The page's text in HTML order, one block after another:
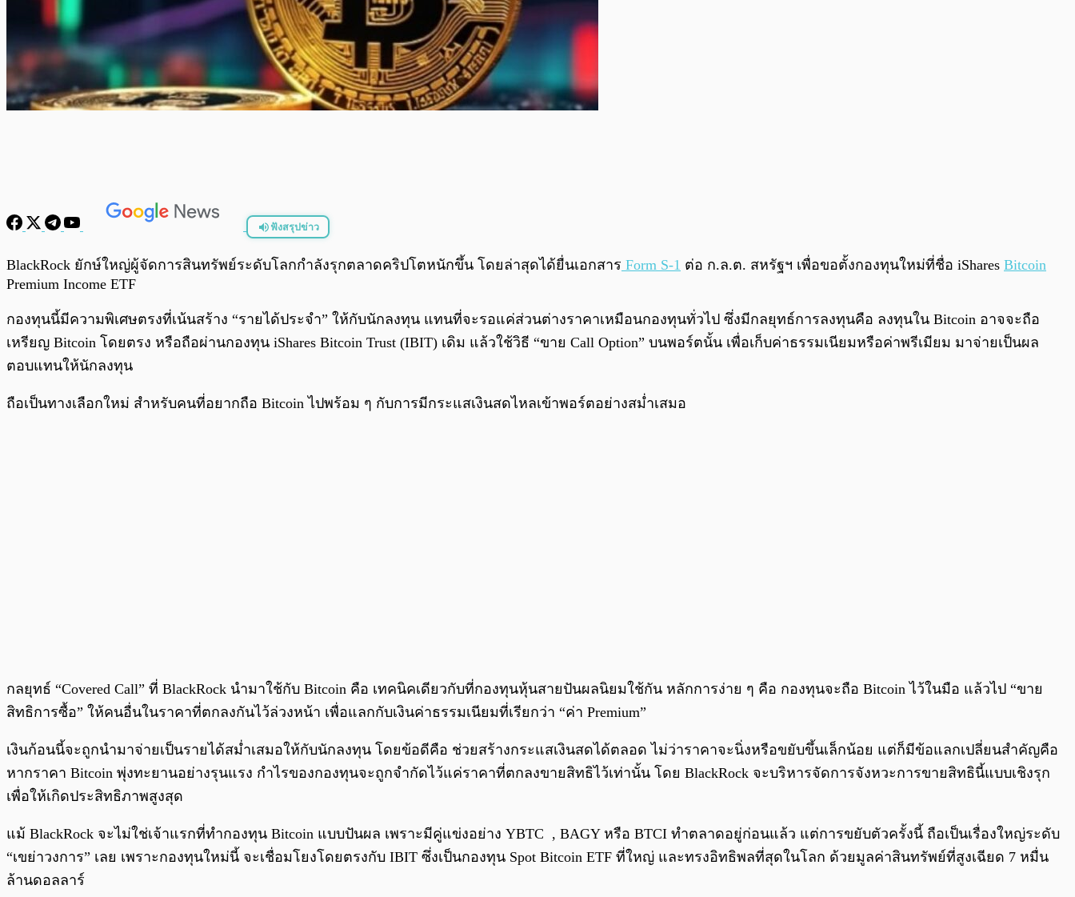
ฟังสรุปข่าว
พร้อมเล่น 0:00 0:00
BlackRock ยักษ์ใหญ่ผู้จัดการสินทรัพย์ระดับโลกกำลังรุกตลาดคริปโตหนักขึ้น โดยล่าสุดได้ยื่นเอกสาร Form S-1 ต่อ ก.ล.ต. สหรัฐฯ เพื่อขอตั้งกองทุนใหม่ที่ชื่อ iShares Bitcoin
Premium Income ETF
กองทุนนี้มีความพิเศษตรงที่เน้นสร้าง “รายได้ประจำ” ให้กับนักลงทุน แทนที่จะรอแค่ส่วนต่างราคาเหมือนกองทุนทั่วไป ซึ่งมีกลยุทธ์การลงทุนคือ ลงทุนใน Bitcoin อาจจะถือ
เหรียญ Bitcoin โดยตรง หรือถือผ่านกองทุน iShares Bitcoin Trust (IBIT) เดิม แล้วใช้วิธี “ขาย Call Option” บนพอร์ตนั้น เพื่อเก็บค่าธรรมเนียมหรือค่าพรีเมียม มาจ่ายเป็นผล
ตอบแทนให้นักลงทุน
ถือเป็นทางเลือกใหม่ สำหรับคนที่อยากถือ Bitcoin ไปพร้อม ๆ กับการมีกระแสเงินสดไหลเข้าพอร์ตอย่างสม่ำเสมอ
กลยุทธ์ “Covered Call” ที่ BlackRock นำมาใช้กับ Bitcoin คือ เทคนิคเดียวกับที่กองทุนหุ้นสายปันผลนิยมใช้กัน หลักการง่าย ๆ คือ กองทุนจะถือ Bitcoin ไว้ในมือ แล้วไป “ขาย
สิทธิการซื้อ” ให้คนอื่นในราคาที่ตกลงกันไว้ล่วงหน้า เพื่อแลกกับเงินค่าธรรมเนียมที่เรียกว่า “ค่า Premium”
เงินก้อนนี้จะถูกนำมาจ่ายเป็นรายได้สม่ำเสมอให้กับนักลงทุน โดยข้อดีคือ ช่วยสร้างกระแสเงินสดได้ตลอด ไม่ว่าราคาจะนิ่งหรือขยับขึ้นเล็กน้อย แต่ก็มีข้อแลกเปลี่ยนสำคัญคือ
หากราคา Bitcoin พุ่งทะยานอย่างรุนแรง กำไรของกองทุนจะถูกจำกัดไว้แค่ราคาที่ตกลงขายสิทธิไว้เท่านั้น โดย BlackRock จะบริหารจัดการจังหวะการขายสิทธินี้แบบเชิงรุก
เพื่อให้เกิดประสิทธิภาพสูงสุด
แม้ BlackRock จะไม่ใช่เจ้าแรกที่ทำกองทุน Bitcoin แบบปันผล เพราะมีคู่แข่งอย่าง YBTC , BAGY หรือ BTCI ทำตลาดอยู่ก่อนแล้ว แต่การขยับตัวครั้งนี้ ถือเป็นเรื่องใหญ่ระดับ
“เขย่าวงการ” เลย เพราะกองทุนใหม่นี้ จะเชื่อมโยงโดยตรงกับ IBIT ซึ่งเป็นกองทุน Spot Bitcoin ETF ที่ใหญ่ และทรงอิทธิพลที่สุดในโลก ด้วยมูลค่าสินทรัพย์ที่สูงเฉียด 7 หมื่น
ล้านดอลลาร์